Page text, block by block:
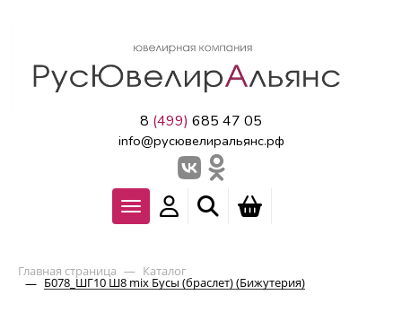
8 (499) 685 47 05
info@русювелиральянс.рф
Главная страница — Каталог
— Б078_ШГ10 Ш8 mix Бусы (браслет) (Бижутерия)